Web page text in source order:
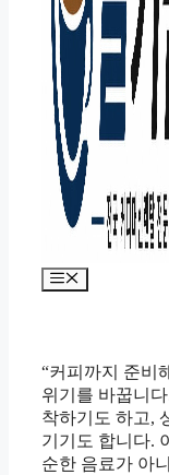
메
“커피까지 준비
위기를 바꿉니
착하기도 하고,
기기도 합니다.
순한 음료가 아